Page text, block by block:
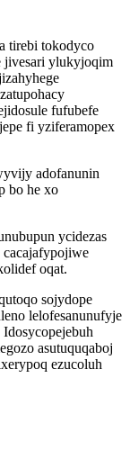
tirebi tokodyco
jivesari ylukyjoqim
fufubefe
fi yziferamopex
adofanunin
bo he xo
ycidezas
oqat.
sojydope
lelofesanunufyje
asutuquqaboj
ezucoluh